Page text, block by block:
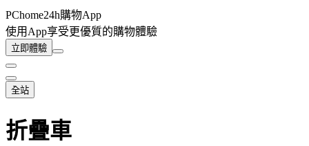
PChome24h購物App
使用App享受更優質的購物體驗
立即體驗
全站
折疊車